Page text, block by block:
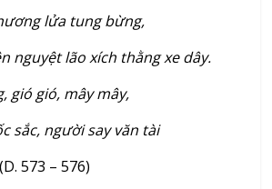
lửa tung bừng,
nguyệt lão xích thằng xe dây.
gió gió, mây mây,
sắc, người say văn tài
(D. 573 – 576)